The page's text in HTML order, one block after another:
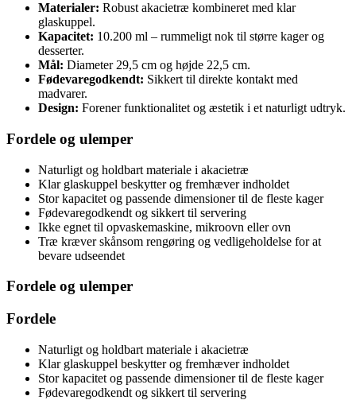
Materialer: Robust akacietræ kombineret med klar
glaskuppel.
Kapacitet: 10.200 ml – rummeligt nok til større kager og
desserter.
Mål: Diameter 29,5 cm og højde 22,5 cm.
Fødevaregodkendt: Sikkert til direkte kontakt med
madvarer.
Design: Forener funktionalitet og æstetik i et naturligt udtryk.
Fordele og ulemper
Naturligt og holdbart materiale i akacietræ
Klar glaskuppel beskytter og fremhæver indholdet
Stor kapacitet og passende dimensioner til de fleste kager
Fødevaregodkendt og sikkert til servering
Ikke egnet til opvaskemaskine, mikroovn eller ovn
Træ kræver skånsom rengøring og vedligeholdelse for at
bevare udseendet
Fordele og ulemper
Fordele
Naturligt og holdbart materiale i akacietræ
Klar glaskuppel beskytter og fremhæver indholdet
Stor kapacitet og passende dimensioner til de fleste kager
Fødevaregodkendt og sikkert til servering